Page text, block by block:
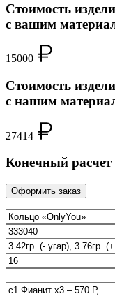
Стоимость
с вашим
15000
Стоимость
с нашим
27414
Конечный расчет
Оформить заказ